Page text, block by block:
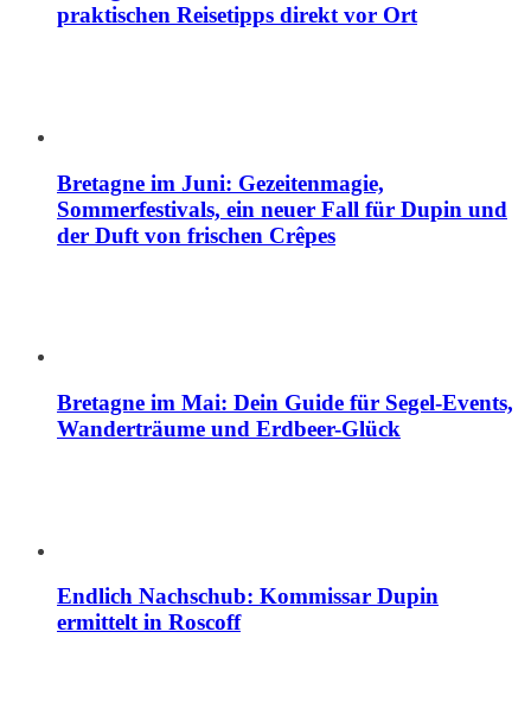
praktischen Reisetipps direkt vor Ort
Bretagne im Juni: Gezeitenmagie,
Sommerfestivals, ein neuer Fall für Dupin und
der Duft von frischen Crêpes
Bretagne im Mai: Dein Guide für Segel-Events,
Wanderträume und Erdbeer-Glück
Endlich Nachschub: Kommissar Dupin
ermittelt in Roscoff